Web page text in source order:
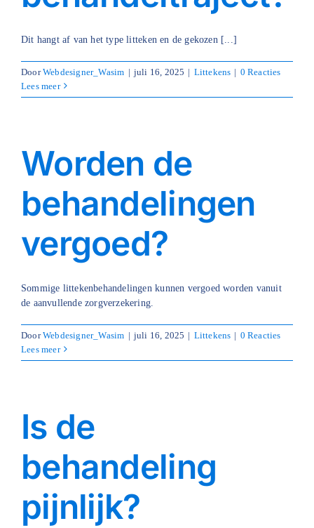
Over ons
Dit hangt af van het type litteken en de gekozen [...]
DoorWebdesigner_Wasim | juli 16, 2025 | Littekens | 0 Reacties
Lees meer
Worden de
behandelingen
vergoed?
Sommige littekenbehandelingen kunnen vergoed worden vanuit
de aanvullende zorgverzekering.
DoorWebdesigner_Wasim | juli 16, 2025 | Littekens | 0 Reacties
Lees meer
Is de
behandeling
pijnlijk?